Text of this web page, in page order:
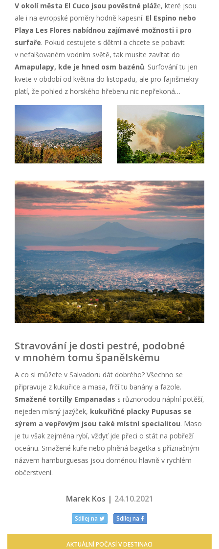
V okolí města El Cuco jsou pověstné pláže, které jsou
ale i na evropské poměry hodně kapesní. El Espino nebo
Playa Les Flores nabídnou zajímavé možnosti i pro
surfaře. Pokud cestujete s dětmi a chcete se pobavit
v nefalšovaném vodním světě, tak musíte zavítat do
Amapulapy, kde je hned osm bazénů. Surfování tu jen
kvete v období od května do listopadu, ale pro fajnšmekry
platí, že pohled z horského hřebenu nic nepřekoná…
Stravování je dosti pestré, podobné
v mnohém tomu španělskému
A co si můžete v Salvadoru dát dobrého? Všechno se
připravuje z kukuřice a masa, frčí tu banány a fazole.
Smažené tortilly Empanadas s různorodou náplní potěší,
nejeden mlsný jazýček, kukuřičné placky Pupusas se
sýrem a vepřovým jsou také místní specialitou. Maso
je tu však zejména rybí, vždyť jde přeci o stát na pobřeží
oceánu. Smažené kuře nebo plněná bagetka s příznačným
názvem hamburguesas jsou doménou hlavně v rychlém
občerstvení.
Marek Kos | 24.10.2021
Sdílej na Sdílej na
AKTUÁLNÍ POČASÍ V DESTINACI